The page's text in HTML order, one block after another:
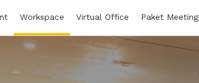
Workspace Virtual Office Paket Meeting